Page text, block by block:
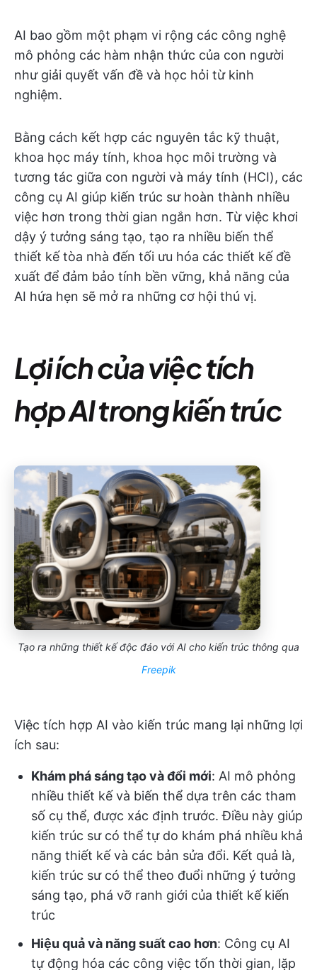
AI bao gồm một phạm vi rộng các công nghệ
mô phỏng các hàm nhận thức của con người
như giải quyết vấn đề và học hỏi từ kinh
nghiệm.
Bằng cách kết hợp các nguyên tắc kỹ thuật,
khoa học máy tính, khoa học môi trường và
tương tác giữa con người và máy tính (HCI), các
công cụ AI giúp kiến trúc sư hoàn thành nhiều
việc hơn trong thời gian ngắn hơn. Từ việc khơi
dậy ý tưởng sáng tạo, tạo ra nhiều biến thể
thiết kế tòa nhà đến tối ưu hóa các thiết kế đề
xuất để đảm bảo tính bền vững, khả năng của
AI hứa hẹn sẽ mở ra những cơ hội thú vị.
Lợi ích của việc tích
hợp AI trong kiến trúc
Tạo ra những thiết kế độc đáo với AI cho kiến trúc thông qua
Freepik
Việc tích hợp AI vào kiến trúc mang lại những lợi
ích sau:
Khám phá sáng tạo và đổi mới: AI mô phỏng
nhiều thiết kế và biến thể dựa trên các tham
số cụ thể, được xác định trước. Điều này giúp
kiến trúc sư có thể tự do khám phá nhiều khả
năng thiết kế và các bản sửa đổi. Kết quả là,
kiến trúc sư có thể theo đuổi những ý tưởng
sáng tạo, phá vỡ ranh giới của thiết kế kiến
trúc
Hiệu quả và năng suất cao hơn: Công cụ AI
tự động hóa các công việc tốn thời gian, lặp